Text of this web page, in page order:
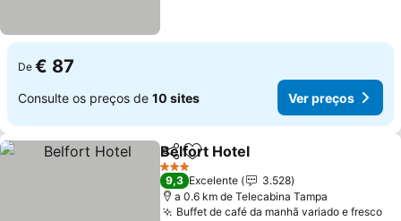
De € 87
Consulte os preços de 10 sites Ver preços
PartilharAdicionar aos favoritos
Belfort Hotel
3 Estrelas
9,3 Excelente
3.528
a 0.6 km de Telecabina Tampa
Buffet de café da manhã variado e fresco